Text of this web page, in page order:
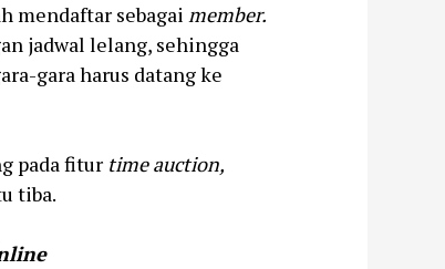
mendaftar sebagai member.
jadwal lelang, sehingga
gara harus datang ke
pada fitur time auction,
tiba.